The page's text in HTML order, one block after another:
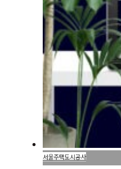
서울주택도시공사